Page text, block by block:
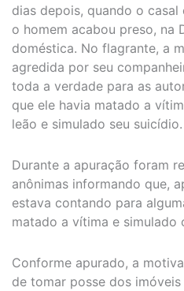
dias depois, quando o
o homem acabou preso, na
doméstica. No flagrante, a
agredida por seu
toda a verdade para as
que ele havia matado a
leão e simulado seu suicídio.
Durante a apuração foram
anônimas informando que,
estava contando para
matado a vítima e simulado
Conforme apurado, a
de tomar posse dos